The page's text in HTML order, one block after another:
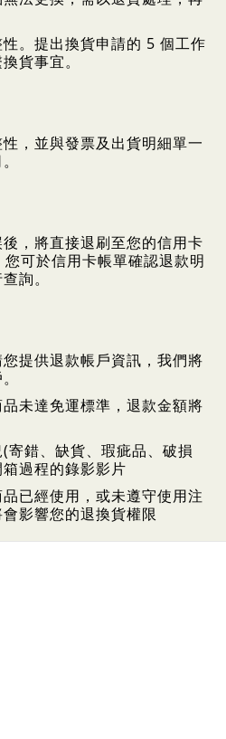
。提出換貨申請的 5 個工作
貨事宜。
，並與發票及出貨明細單一
，將直接退刷至您的信用卡
可於信用卡帳單確認退款明
詢。
提供退款帳戶資訊，我們將
未達免運標準，退款金額將
寄錯、缺貨、瑕疵品、破損
過程的錄影影片
已經使用，或未遵守使用注
影響您的退換貨權限